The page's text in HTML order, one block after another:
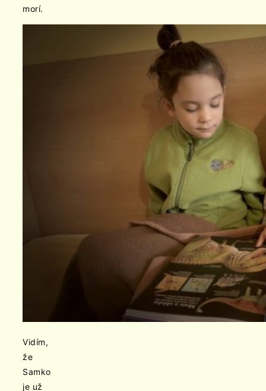
morí.
Vidím,
že
Samko
je už